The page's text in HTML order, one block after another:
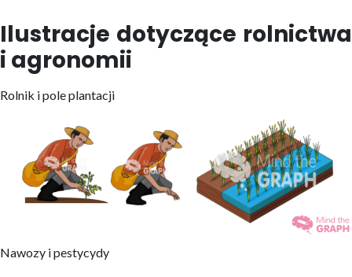
Ilustracje dotyczące rolnictwa
i agronomii
Rolnik i pole plantacji
Nawozy i pestycydy